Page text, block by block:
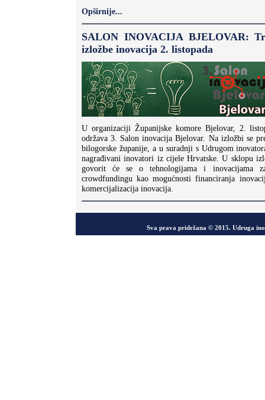
Opširnije...
SALON INOVACIJA BJELOVAR:
izložbe inovacija 2. listopada
U organizaciji Županijske komore Bjelovar, 2.
održava 3. Salon inovacija Bjelovar. Na izložbi se
bilogorske županije, a u suradnji s Udrugom
nagrađivani inovatori iz cijele Hrvatske. U sklopu
govorit će se o tehnologijama i inovacijama
crowdfundingu kao mogućnosti financiranja
komercijalizacija inovacija.
Sva prava pridržana © 2015. Udruga